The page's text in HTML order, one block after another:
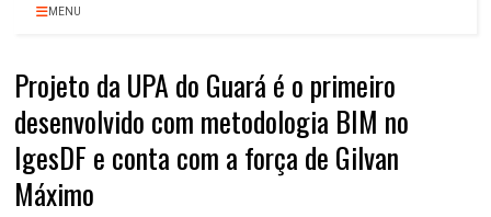
MENU
Projeto da UPA do Guará é o primeiro
desenvolvido com metodologia BIM no
IgesDF e conta com a força de Gilvan
Máximo